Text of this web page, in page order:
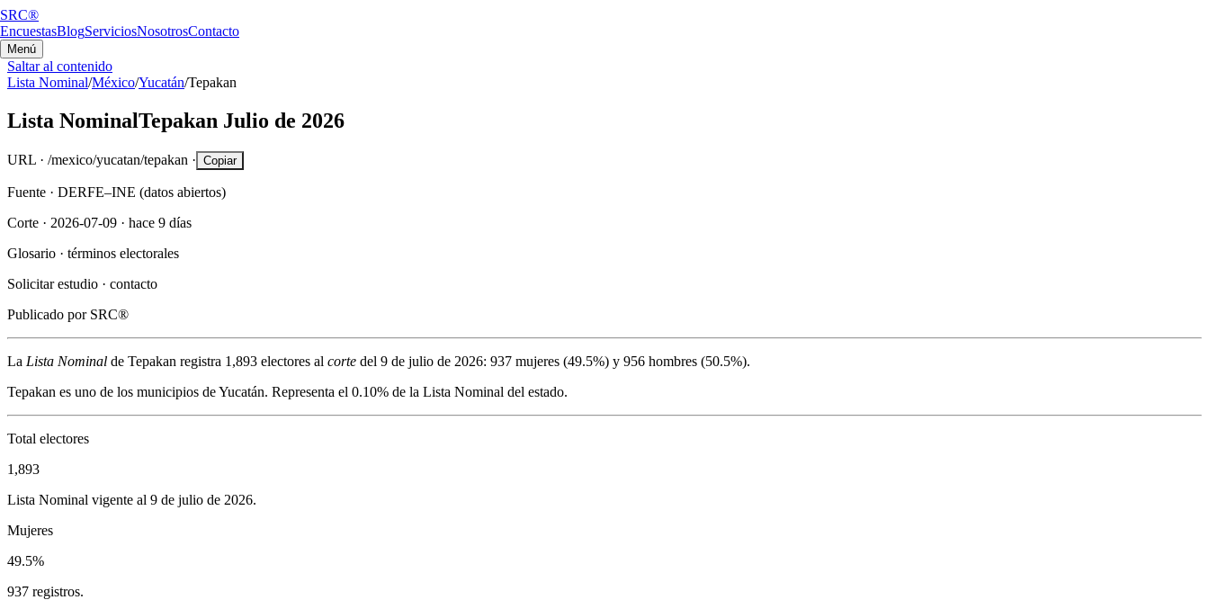
SRC®
EncuestasBlogServiciosNosotrosContacto
Menú
Saltar al contenido
Lista Nominal/México/Yucatán/Tepakan
Lista NominalTepakan Julio de 2026
URL · /mexico/yucatan/tepakan · Copiar
Fuente · DERFE–INE (datos abiertos)
Corte · 2026-07-09 · hace 9 días
Glosario · términos electorales
Solicitar estudio · contacto
Publicado por SRC®
La Lista Nominal de Tepakan registra 1,893 electores al corte del 9 de julio de 2026: 937 mujeres (49.5%) y 956 hombres (50.5%).
Tepakan es uno de los municipios deYucatán. Representa el 0.10% de la Lista Nominal del estado.
Total electores
1,893
Lista Nominal vigente al 9 de julio de 2026.
Mujeres
49.5%
937 registros.